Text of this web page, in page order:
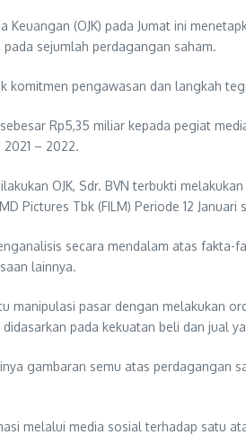
Keuangan (OJK) pada Jumat ini
sejumlah perdagangan saham.
komitmen pengawasan dan langkah
Rp5,35 miliar kepada pegiat
– 2022.
OJK, Sdr. BVN terbukti
Pictures Tbk (FILM) Periode 12
secara mendalam atas
lainnya.
manipulasi pasar dengan melakukan
pada kekuatan beli dan jual
gambaran semu atas perdagangan
melalui media sosial terhadap satu